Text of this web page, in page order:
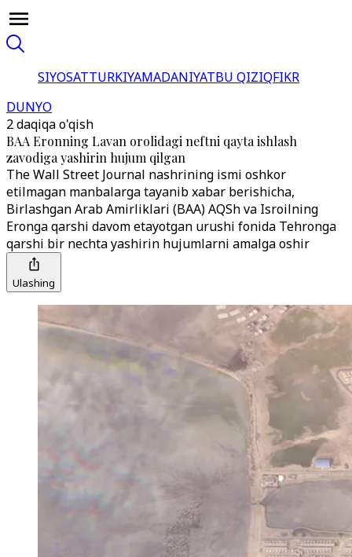
SIYOSATTURKIYAMADANIYATBU QIZIQFIKR
DUNYO
2 daqiqa o'qish
BAA Eronning Lavan orolidagi neftni qayta ishlash
zavodiga yashirin hujum qilgan
The Wall Street Journal nashrining ismi oshkor
etilmagan manbalarga tayanib xabar berishicha,
Birlashgan Arab Amirliklari (BAA) AQSh va Isroilning
Eronga qarshi davom etayotgan urushi fonida Tehronga
qarshi bir nechta yashirin hujumlarni amalga oshir
Ulashing